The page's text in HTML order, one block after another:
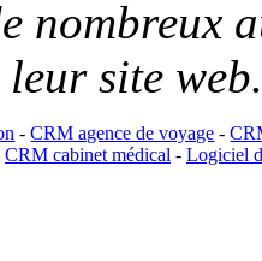
nombreux
site
-CRM agence de voyage -
CRM cabinet médical- Logiciel